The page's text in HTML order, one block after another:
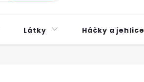
Látky Háčky a jehlice